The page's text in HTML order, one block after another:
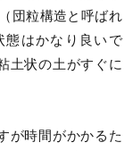
団粒構造と呼ばれ
態はかなり良いで
土状の土がすぐに
が時間がかかるた